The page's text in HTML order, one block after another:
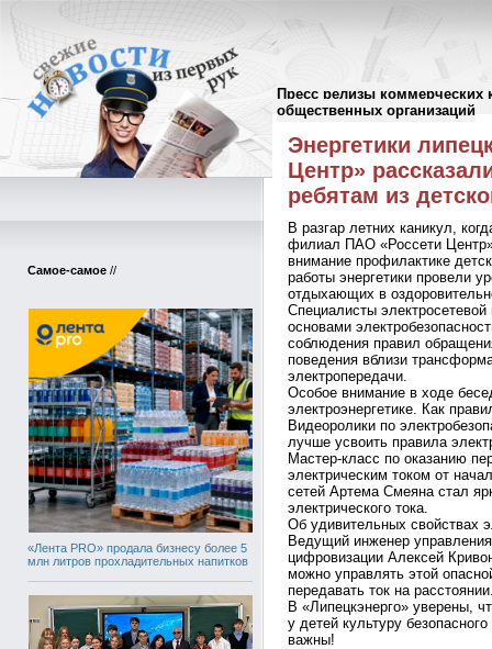
Пресс релизы коммерческих
общественных организаций
Самое-самое //
«Лента PRO» продала бизнесу более 5
млн литров прохладительных напитков
Пресс-релизы//
Энергетики
Центр»
ребятам из
В разгар летних каникул,
филиал ПАО «Россети
внимание профилактике
работы энергетики провели
отдыхающих в
Специалисты
основами
соблюдения правил
поведения вблизи
электропередачи.
Особое внимание в ходе
электроэнергетике. Как
Видеоролики по
лучше усвоить правила
Мастер-класс по оказанию
электрическим током от
сетей Артема Смеяна стал
электрического тока.
Об удивительных свойствах
Ведущий инженер управления
цифровизации Алексей
можно управлять этой
передавать ток на
В «Липецкэнерго» уверены,
у детей культуру
важны!